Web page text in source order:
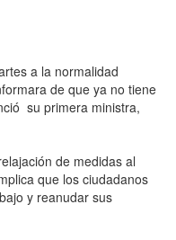
a la normalidad
de que ya no tiene
su primera ministra,
de medidas al
que los ciudadanos
y reanudar sus